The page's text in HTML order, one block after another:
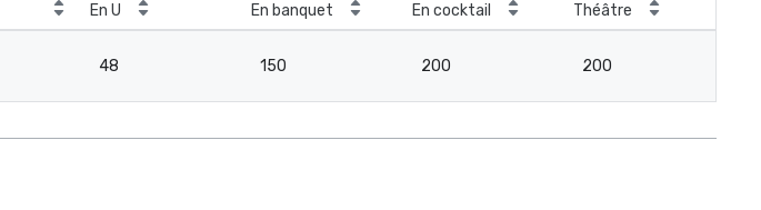
En U En banquet En cocktail Théâtre
48 150 200 200